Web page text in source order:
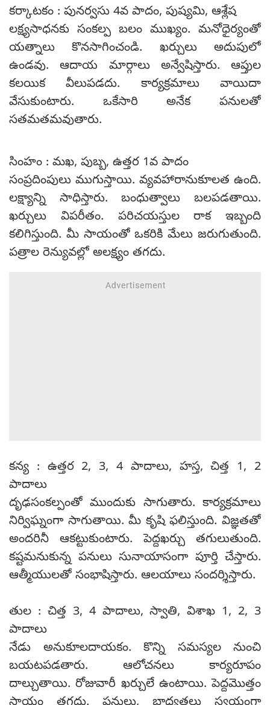
కర్కాటకం : పునర్వసు 4వ పాదం, పుష్యమి, ఆశ్లేష
లక్ష్యసాధనకు సంకల్ప బలం ముఖ్యం. మనోధైర్యంతో
యత్నాలు కొనసాగించండి. ఖర్చులు అదుపులో
ఉండవు. ఆదాయ మార్గాలు అన్వేషిస్తారు. ఆప్తుల
కలయిక వీలుపడదు. కార్యక్రమాలు వాయిదా
వేసుకుంటారు. ఒకేసారి అనేక పనులతో
సతమతమవుతారు.
సింహం : మఖ, పుబ్బ, ఉత్తర 1వ పాదం
సంప్రదింపులు ముగుస్తాయి. వ్యవహారానుకూలత ఉంది.
లక్ష్యాన్ని సాధిస్తారు. బంధుత్వాలు బలపడతాయి.
ఖర్చులు విపరీతం. పరిచయస్తుల రాక ఇబ్బంది
కలిగిస్తుంది. మీ సాయంతో ఒకరికి మేలు జరుగుతుంది.
పత్రాల రెన్యువల్లో అలక్ష్యం తగదు.
కన్య : ఉత్తర 2, 3, 4 పాదాలు, హస్త, చిత్త 1, 2
పాదాలు
దృఢసంకల్పంతో ముందుకు సాగుతారు. కార్యక్రమాలు
నిర్విఘ్నంగా సాగుతాయి. మీ కృషి ఫలిస్తుంది. విజ్ఞతతో
అందరినీ ఆకట్టుకుంటారు. పెద్దఖర్చు తగులుతుంది.
కష్టమనుకున్న పనులు సునాయాసంగా పూర్తి చేస్తారు.
ఆత్మీయులతో సంభాషిస్తారు. ఆలయాలు సందర్శిస్తారు.
తుల : చిత్త 3, 4 పాదాలు, స్వాతి, విశాఖ 1, 2, 3
పాదాలు
నేడు అనుకూలదాయకం. కొన్ని సమస్యల నుంచి
బయటపడతారు. ఆలోచనలు కార్యరూపం
దాల్చుతాయి. రోజువారీ ఖర్చులే ఉంటాయి. పెద్దమొత్తం